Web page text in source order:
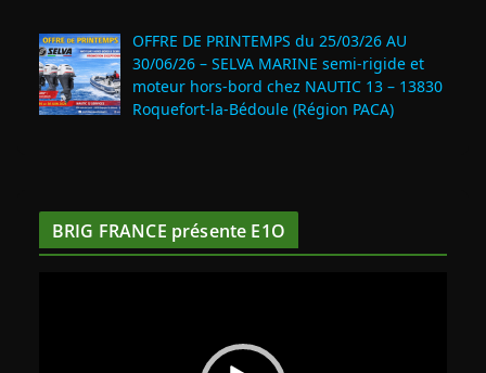
OFFRE DE PRINTEMPS du 25/03/26 AU
30/06/26 – SELVA MARINE semi-rigide et
moteur hors-bord chez NAUTIC 13 – 13830
Roquefort‑la‑Bédoule (Région PACA)
BRIG FRANCE présente E1O